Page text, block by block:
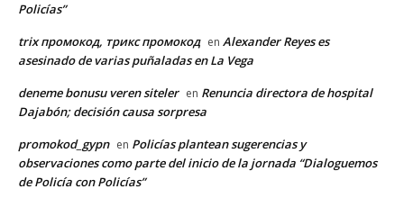
Policías”
trix промокод, трикс промокод en Alexander Reyes es
asesinado de varias puñaladas en La Vega
deneme bonusu veren siteler en Renuncia directora de hospital
Dajabón; decisión causa sorpresa
promokod_gypn en Policías plantean sugerencias y
observaciones como parte del inicio de la jornada “Dialoguemos
de Policía con Policías”